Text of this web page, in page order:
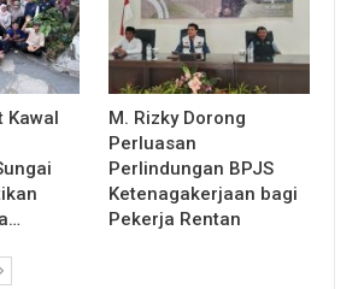
Kawal
M. Rizky Dorong
Perluasan
Perlindungan BPJS
Ketenagakerjaan bagi
Pekerja Rentan